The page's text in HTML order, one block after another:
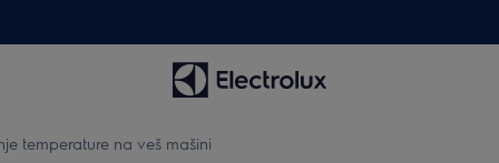
temperature na veš mašini